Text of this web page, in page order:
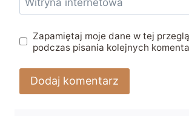
Zapamiętaj moje dane w tej
podczas pisania kolejnych